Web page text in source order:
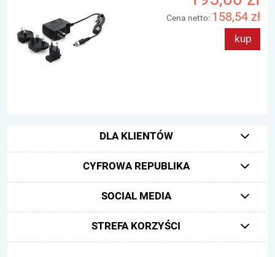
Cena netto: 158,54 zł
kup
DLA KLIENTÓW
CYFROWA REPUBLIKA
SOCIAL MEDIA
STREFA KORZYŚCI